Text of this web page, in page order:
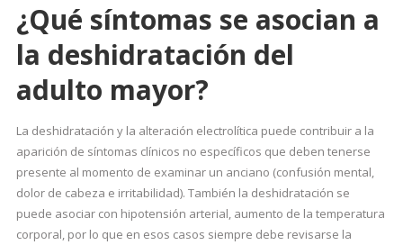
¿Qué síntomas se asocian a
la deshidratación del
adulto mayor?
La deshidratación y la alteración electrolítica puede contribuir a la
aparición de síntomas clínicos no específicos que deben tenerse
presente al momento de examinar un anciano (confusión mental,
dolor de cabeza e irritabilidad). También la deshidratación se
puede asociar con hipotensión arterial, aumento de la temperatura
corporal, por lo que en esos casos siempre debe revisarse la